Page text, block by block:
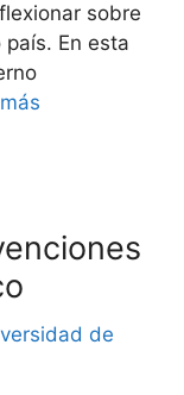
sobre
En esta
de